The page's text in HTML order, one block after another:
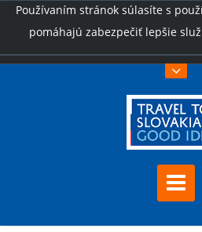
Používaním stránok súlasíte s
pomáhajú zabezpečiť lepšie